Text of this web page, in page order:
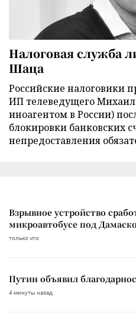
Налоговая служба
Шаца
Российские налоговики
ИП телеведущего
иноагентом в России)
блокировки банковских
непредоставления
Взрывное устройство
микроавтобусе под
только что
Путин объявил
4 минуты назад